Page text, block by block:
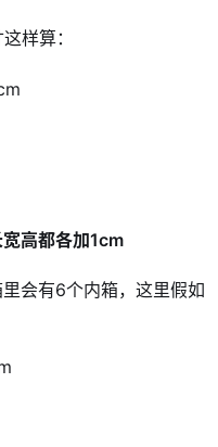
样算：
高都各加1cm
会有6个内箱，这里假如